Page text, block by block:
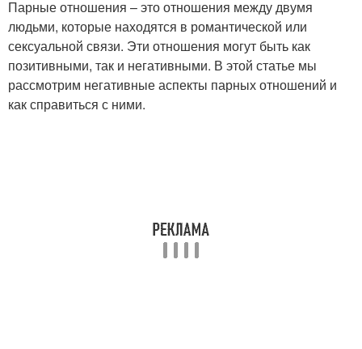
Парные отношения – это отношения между двумя
людьми, которые находятся в романтической или
сексуальной связи. Эти отношения могут быть как
позитивными, так и негативными. В этой статье мы
рассмотрим негативные аспекты парных отношений и
как справиться с ними.